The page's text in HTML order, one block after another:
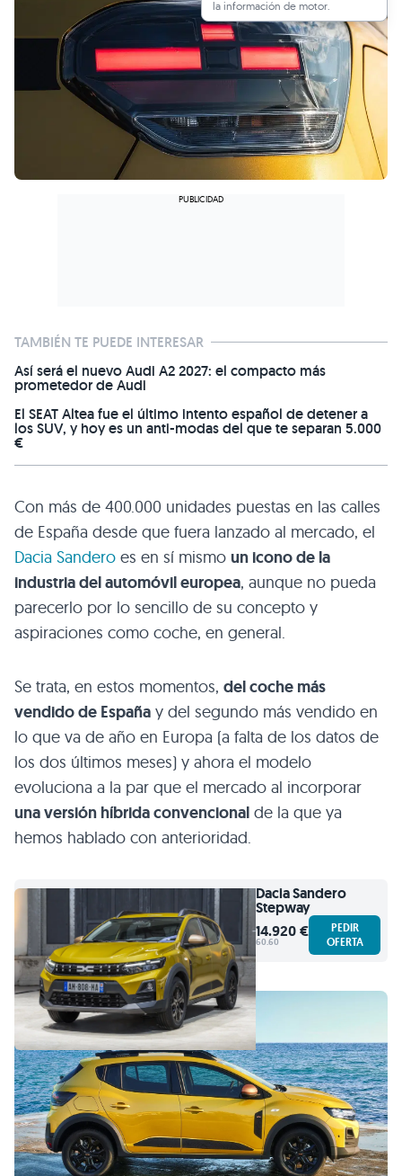
la información de motor.
TAMBIÉN TE PUEDE INTERESAR
Así será el nuevo Audi A2 2027: el compacto más
prometedor de Audi
El SEAT Altea fue el último intento español de detener a
los SUV, y hoy es un anti-modas del que te separan 5.000
€
Con más de 400.000 unidades puestas en las calles
de España desde que fuera lanzado al mercado, el
Dacia Sandero es en sí mismo un icono de la
industria del automóvil europea, aunque no pueda
parecerlo por lo sencillo de su concepto y
aspiraciones como coche, en general.
Se trata, en estos momentos, del coche más
vendido de España y del segundo más vendido en
lo que va de año en Europa (a falta de los datos de
los dos últimos meses) y ahora el modelo
evoluciona a la par que el mercado al incorporar
una versión híbrida convencional de la que ya
hemos hablado con anterioridad.
DaciaSandero
Stepway
14.920 €
60.60
PEDIR
OFERTA